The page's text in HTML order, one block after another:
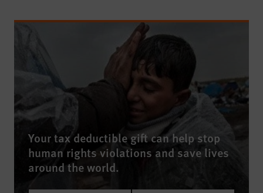
Your tax deductible gift can help stop
human rights violations and save lives
around the world.